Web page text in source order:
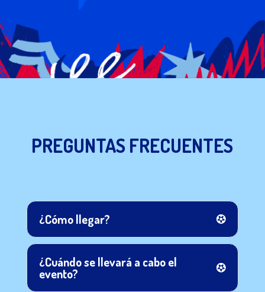
PREGUNTAS FRECUENTES
¿Cómo llegar?
¿Cuándo se llevará a cabo el
evento?